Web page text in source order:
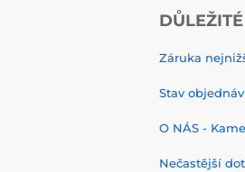
Záruka
Stav
O NÁS -
Nečastější